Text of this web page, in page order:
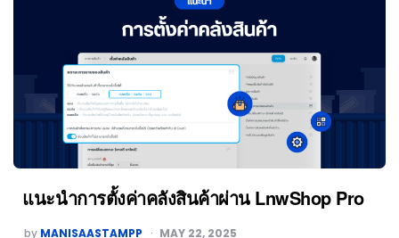
แนะนำการตั้งค่าคลังสินค้าผ่าน LnwShop Pro
by MANISAASTAMPP MAY 22, 2025